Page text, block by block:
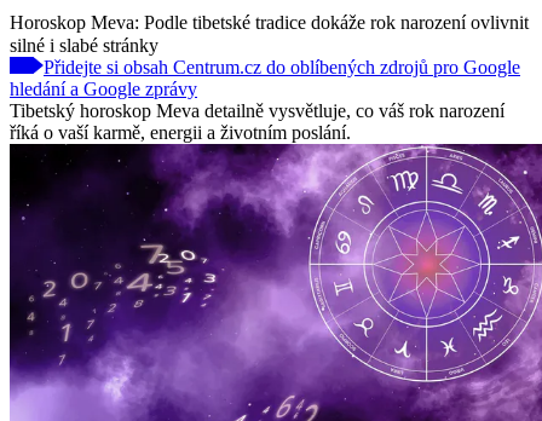
Horoskop Meva: Podle tibetské tradice dokáže rok narození ovlivnit
silné i slabé stránky
Přidejte si obsah Centrum.cz do oblíbených zdrojů pro Google
hledání a Google zprávy
Tibetský horoskop Meva detailně vysvětluje, co váš rok narození
říká o vaší karmě, energii a životním poslání.